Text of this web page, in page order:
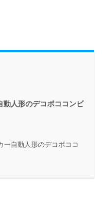
動人形のデコボココンビ
ー自動人形のデコボココ